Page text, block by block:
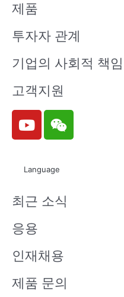
제품
투자자 관계
기업의 사회적 책임
고객지원
Y
o
u
e
W
e
i
n
Language
최근 소식
응용
인재채용
제품 문의